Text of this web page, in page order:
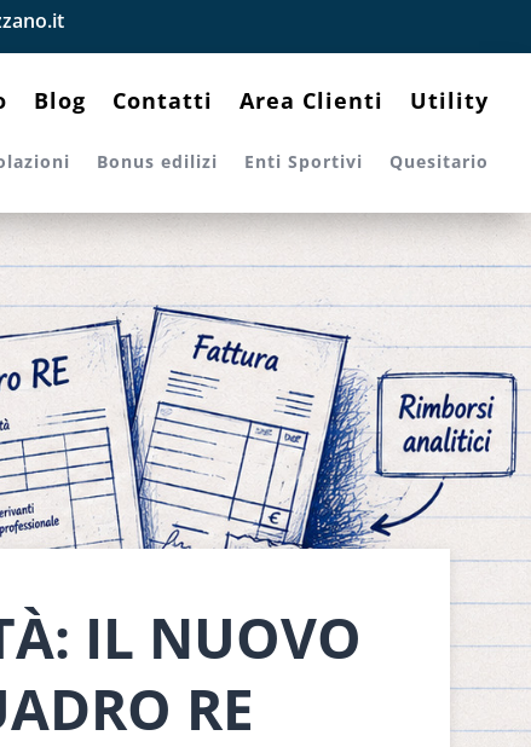
Blog Contatti Area Clienti Utility
Bonus edilizi Enti Sportivi Quesitario
IL NUOVO
RE